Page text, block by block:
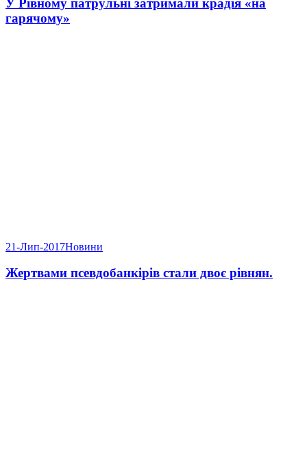
У Рівному патрульні затримали крадія «на
гарячому»
21-Лип-2017Новини
Жертвами псевдобанкірів стали двоє рівнян.